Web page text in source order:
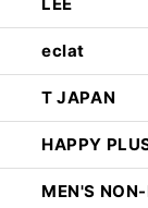
eclat
T JAPAN
HAPPY
MEN'S